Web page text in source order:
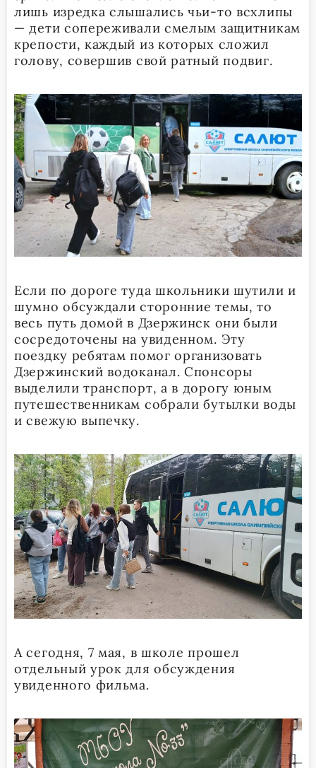
лишь изредка слышались чьи-то всхлипы
— дети сопереживали смелым защитникам
крепости, каждый из которых сложил
голову, совершив свой ратный подвиг.
Если по дороге туда школьники шутили и
шумно обсуждали сторонние темы, то
весь путь домой в Дзержинск они были
сосредоточены на увиденном. Эту
поездку ребятам помог организовать
Дзержинский водоканал. Спонсоры
выделили транспорт, а в дорогу юным
путешественникам собрали бутылки воды
и свежую выпечку.
А сегодня, 7 мая, в школе прошел
отдельный урок для обсуждения
увиденного фильма.